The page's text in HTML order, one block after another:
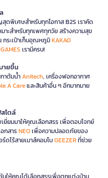
พิเศษสำหรับทุกโอกาส B2S เราคัด
าะสำหรับทุกเพศทุกวัย สร้างความสุข
กระเป๋าเก็บอุณหภูมิKAKAO
เรามีครบ!
ายขึ้น
าต้มน้ำAnitech, เครื่องฟอกอากาศ
A Careและสินค้าอื่น ๆ อีกมากมาย
ไตล์
ยมมาให้คุณเลือกสรร เพื่อตอบโจทย์
กสารNEOเพื่อความปลอดภัยของ
ดไร้สายเมาส์คอมโบGEEZERที่ช่วย